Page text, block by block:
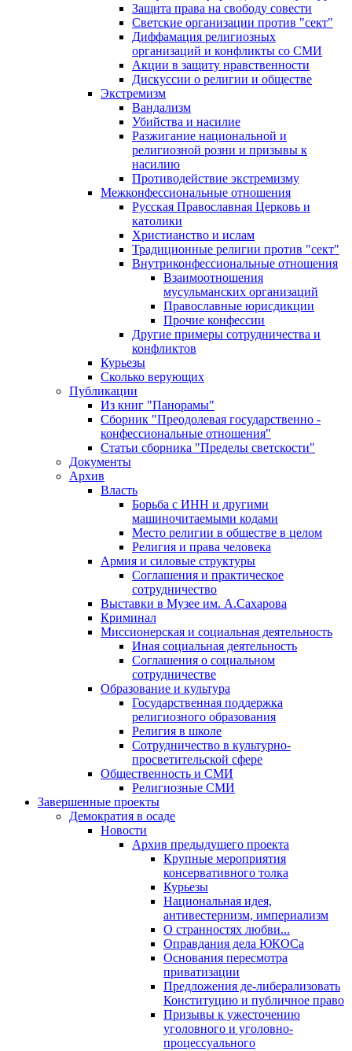
Защита права на свободу совести
Светские организации против "сект"
Диффамация религиозных
организаций и конфликты со СМИ
Акции в защиту нравственности
Дискуссии о религии и обществе
Экстремизм
Вандализм
Убийства и насилие
Разжигание национальной и
религиозной розни и призывы к
насилию
Противодействие экстремизму
Межконфессиональные отношения
Русская Православная Церковь и
католики
Христианство и ислам
Традиционные религии против "сект"
Внутриконфессиональные отношения
Взаимоотношения
мусульманских организаций
Православные юрисдикции
Прочие конфессии
Другие примеры сотрудничества и
конфликтов
Курьезы
Сколько верующих
Публикации
Из книг "Панорамы"
Сборник "Преодолевая государственно -
конфессиональные отношения"
Статьи сборника "Пределы светскости"
Документы
Архив
Власть
Борьба с ИНН и другими
машиночитаемыми кодами
Место религии в обществе в целом
Религия и права человека
Армия и силовые структуры
Соглашения и практическое
сотрудничество
Выставки в Музее им. А.Сахарова
Криминал
Миссионерская и социальная деятельность
Иная социальная деятельность
Соглашения о социальном
сотрудничестве
Образование и культура
Государственная поддержка
религиозного образования
Религия в школе
Сотрудничество в культурно-
просветительской сфере
Общественность и СМИ
Религиозные СМИ
Завершенные проекты
Демократия в осаде
Новости
Архив предыдущего проекта
Крупные мероприятия
консервативного толка
Курьезы
Национальная идея,
антивестернизм, империализм
О странностях любви...
Оправдания дела ЮКОСа
Основания пересмотра
приватизации
Предложения де-либерализовать
Конституцию и публичное право
Призывы к ужесточению
уголовного и уголовно-
процессуального